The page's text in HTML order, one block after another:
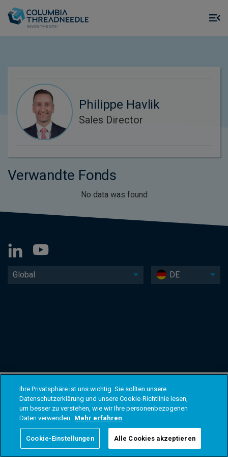
Philippe Havlik
Sales Director
Verwandte Fonds
No data was found
Global DE
Ihre Privatsphäre ist uns wichtig. Sie sollten unsere
Datenschutzerklärung und unsere Cookie-Richtlinie lesen,
um besser zu verstehen, wie wir Ihre personenbezogenen
Daten verwenden. Mehr erfahren
Cookie-Einstellungen Alle Cookies akzeptieren